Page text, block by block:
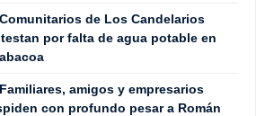
Comunitarios de Los Candelarios
por falta de agua potable en
Familiares, amigos y empresarios
con profundo pesar a Román